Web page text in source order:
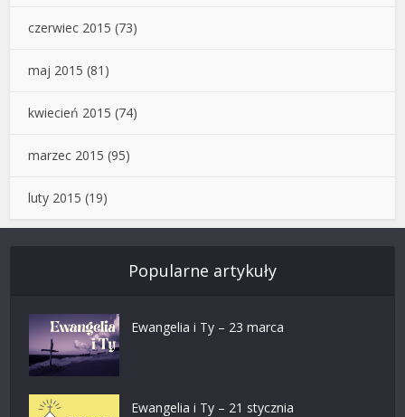
czerwiec 2015 (73)
maj 2015 (81)
kwiecień 2015 (74)
marzec 2015 (95)
luty 2015 (19)
Popularne artykuły
Ewangelia i Ty – 23 marca
Ewangelia i Ty – 21 stycznia